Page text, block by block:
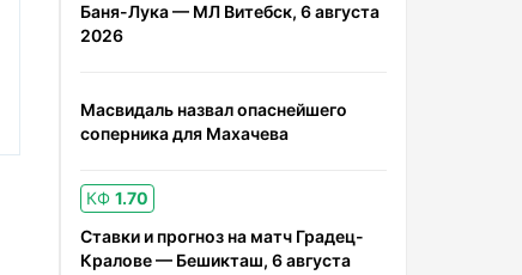
Баня-Лука — МЛ Витебск, 6 августа
2026
Масвидаль назвал опаснейшего
соперника для Махачева
КФ 1.70
Ставки и прогноз на матч Градец-
Кралове — Бешикташ, 6 августа